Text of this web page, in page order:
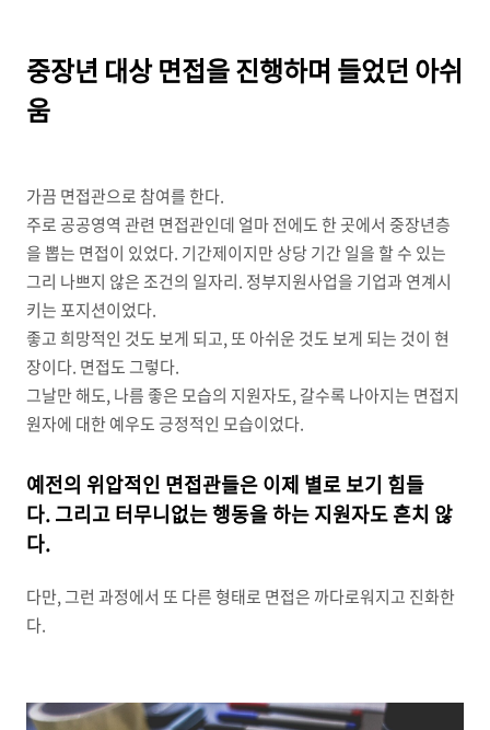
중장년 대상 면접을 진행하며 들었던 아쉬
움
가끔 면접관으로 참여를 한다.
주로 공공영역 관련 면접관인데 얼마 전에도 한 곳에서 중장년층
을 뽑는 면접이 있었다. 기간제이지만 상당 기간 일을 할 수 있는
그리 나쁘지 않은 조건의 일자리. 정부지원사업을 기업과 연계시
키는 포지션이었다.
좋고 희망적인 것도 보게 되고, 또 아쉬운 것도 보게 되는 것이 현
장이다. 면접도 그렇다.
그날만 해도, 나름 좋은 모습의 지원자도, 갈수록 나아지는 면접지
원자에 대한 예우도 긍정적인 모습이었다.
예전의 위압적인 면접관들은 이제 별로 보기 힘들
다.그리고 터무니없는 행동을 하는 지원자도 흔치 않
다.
다만, 그런 과정에서 또 다른 형태로 면접은 까다로워지고 진화한
다.